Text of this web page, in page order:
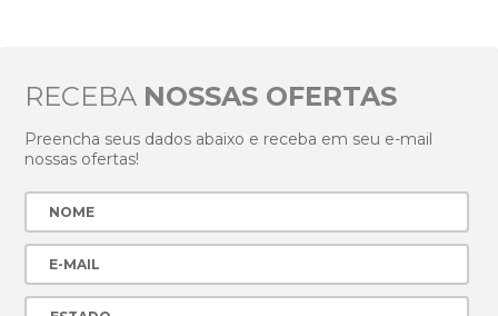
RECEBA NOSSAS OFERTAS
Preencha seus dados abaixo e receba em seu e-mail
nossas ofertas!